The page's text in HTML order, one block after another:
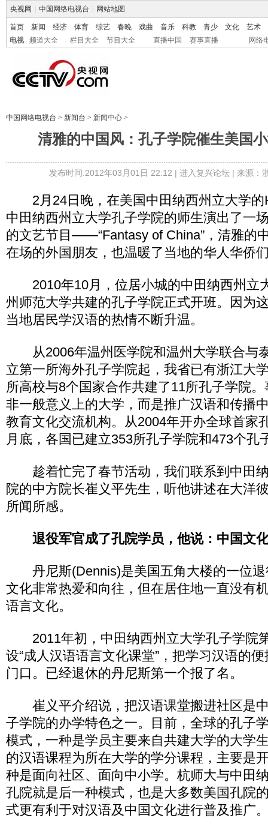
央视网 中国网络电视台 网站地图
首页 新闻 经济 体育 综艺 春晚 戏曲 音乐 科教 青少 文化
艺术
电视
频道大全 栏目大全 节目大全 直播中国 赛事直播 网络
中国网络电视台 > 新闻台 > 新闻中心 >
清雅的中国风：孔子学院催生美国
发布时间:2012年03月01日 22:12 | 进入复兴论坛| 来源：
2月24日晚，在美国中田纳西州立大学的
中田纳西州立大学孔子学院的师生演出了一
的文艺节目――“Fantasy of China”，清雅的
在场的外国朋友，也温暖了当地的华人华侨
2010年10月，位居小城的中田纳西州立
州师范大学共建的孔子学院正式开班。因为
当地居民学汉语的热情不断升温。
从2006年温州医学院和温州大学联合与
立第一所海外孔子学院起，我省已有浙江大
所高校与8个国家合作共建了11所孔子学院
非一般意义上的大学，而是推广汉语和传播
教育文化交流机构。从2004年开办全球首家
月底，各国已建立353所孔子学院和473个孔
趁着忙完了春节活动，我们联系到中田
院的中方院长崔义平先生，听他讲述在大洋
所闻所感。
退役军官成了孔院学员，他说：中国文
丹尼斯(Dennis)是美国五角大楼的一位退
文化非常热爱和向往，但在居住地一直没有
语言文化。
2011年初，中田纳西州立大学孔子学院
设“成人汉语语言文化课堂”，把学习汉语的
门口。已经退休的丹尼斯第一个报了名。
崔义平介绍说，把汉语课堂搬进社区是
子学院的办学特色之一。目前，全球的孔子
模式，一种是学员主要来自共建大学的大学
的汉语课程为所在大学的学分课程，主要是
种是面向社区、面向中小学。杭师大与中田
孔院就是后一种模式，也是大多数美国孔院
式更有利于对汉语及中国文化进行普及推广